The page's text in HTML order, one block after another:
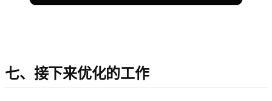
七、接下来优化的工作